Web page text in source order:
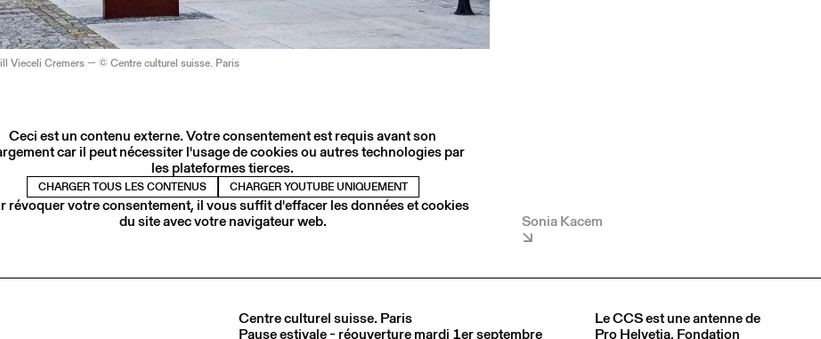
Vieceli Cremers — © Centre culturel suisse. Paris
Ceci est un contenu externe. Votre consentement est requis avant son
car il peut nécessiter l'usage de cookies ou autres technologies par
les plateformes tierces.
CHARGER TOUS LES CONTENUS CHARGER YOUTUBE UNIQUEMENT
révoquer votre consentement, il vous suffit d'effacer les données et cookies
du site avec votre navigateur web. Sonia Kacem
Centre culturel suisse. Paris
Pause estivale - réouverture mardi 1er septembre
Le CCS est une antenne de
Pro Helvetia, Fondation